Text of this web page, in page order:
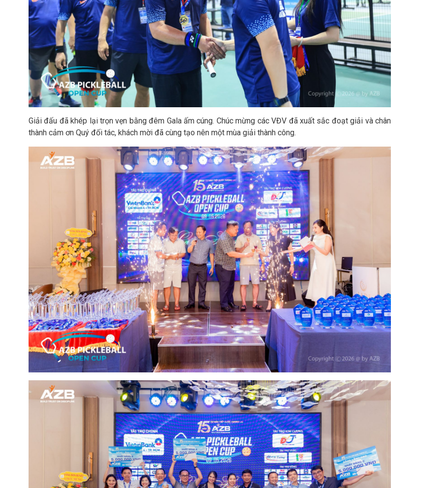
Giải đấu đã khép lại trọn vẹn bằng đêm Gala ấm cúng. Chúc mừng các VĐV đã xuất sắc đoạt giải và chân
thành cảm ơn Quý đối tác, khách mời đã cùng tạo nên một mùa giải thành công.